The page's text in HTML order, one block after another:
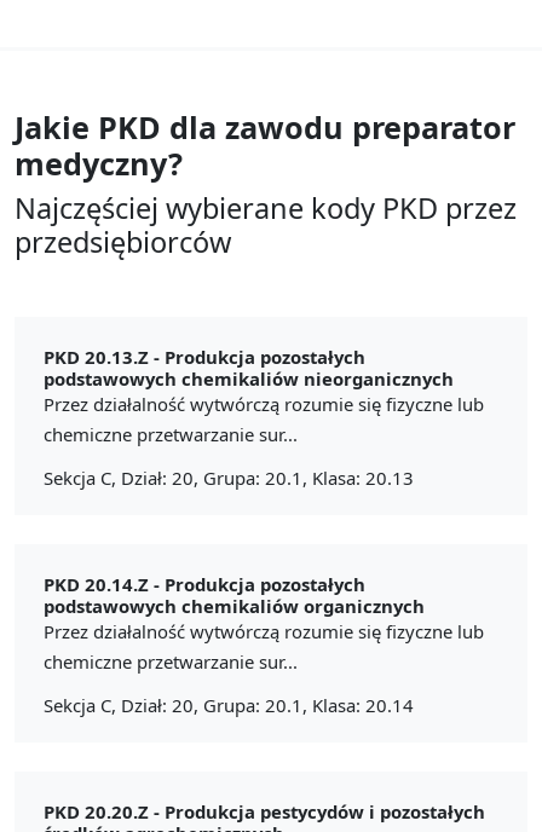
Jakie PKD dla zawodu preparator
medyczny?
Najczęściej wybierane kody PKD przez
przedsiębiorców
PKD 20.13.Z - Produkcja pozostałych
podstawowych chemikaliów nieorganicznych
Przez działalność wytwórczą rozumie się fizyczne lub
chemiczne przetwarzanie sur...
Sekcja C, Dział: 20, Grupa: 20.1, Klasa: 20.13
PKD 20.14.Z - Produkcja pozostałych
podstawowych chemikaliów organicznych
Przez działalność wytwórczą rozumie się fizyczne lub
chemiczne przetwarzanie sur...
Sekcja C, Dział: 20, Grupa: 20.1, Klasa: 20.14
PKD 20.20.Z - Produkcja pestycydów i pozostałych